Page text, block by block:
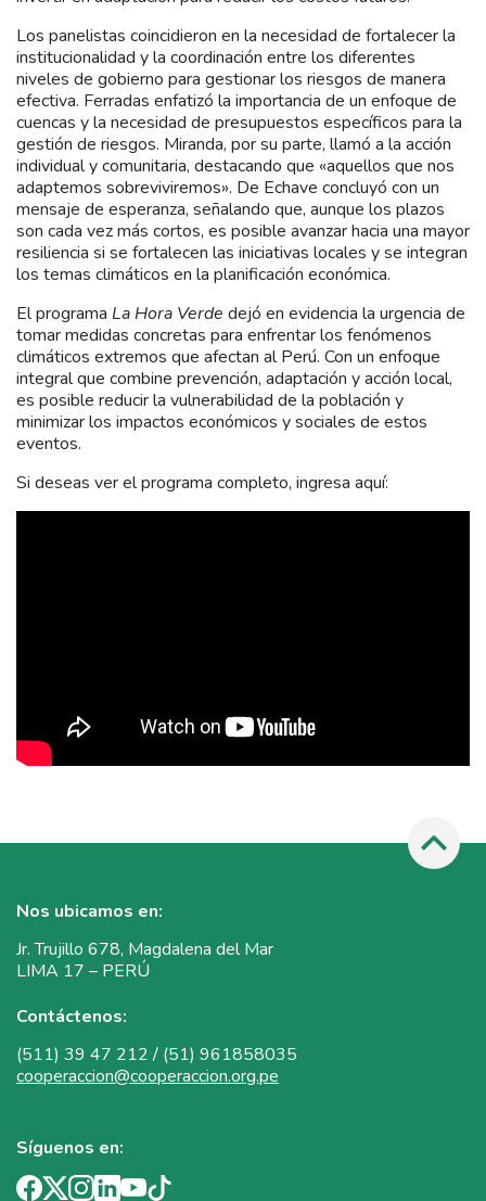
Los panelistas coincidieron en la necesidad de fortalecer la
institucionalidad y la coordinación entre los diferentes
niveles de gobierno para gestionar los riesgos de manera
efectiva. Ferradas enfatizó la importancia de un enfoque de
cuencas y la necesidad de presupuestos específicos para la
gestión de riesgos. Miranda, por su parte, llamó a la acción
individual y comunitaria, destacando que «aquellos que nos
adaptemos sobreviviremos». De Echave concluyó con un
mensaje de esperanza, señalando que, aunque los plazos
son cada vez más cortos, es posible avanzar hacia una mayor
resiliencia si se fortalecen las iniciativas locales y se integran
los temas climáticos en la planificación económica.
El programa La Hora Verde dejó en evidencia la urgencia de
tomar medidas concretas para enfrentar los fenómenos
climáticos extremos que afectan al Perú. Con un enfoque
integral que combine prevención, adaptación y acción local,
es posible reducir la vulnerabilidad de la población y
minimizar los impactos económicos y sociales de estos
eventos.
Si deseas ver el programa completo, ingresa aquí:
Nos ubicamos en:
Jr. Trujillo 678, Magdalena del Mar
LIMA 17 – PERÚ
Contáctenos:
(511) 39 47 212 / (51) 961858035
cooperaccion@cooperaccion.org.pe
Síguenos en: